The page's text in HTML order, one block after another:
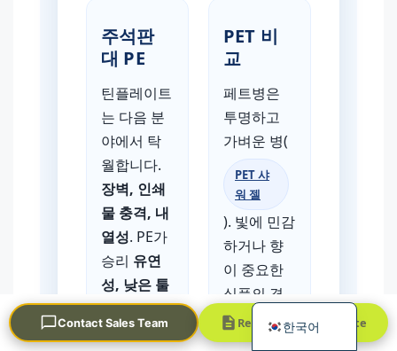
주석판
대 PE
틴플레이트
는 다음 분
야에서 탁
월합니다.
장벽, 인쇄
물 충격, 내
열성. PE가
승리 유연
성, 낮은 툴
링 비용, 및
소프트 씰
PET 비
교
페트병은
투명하고
가벼운 병(
PET 샤
워 젤
). 빛에 민감
하거나 향
이 중요한
식품의 경
우 주석판
의 빛/산소
Contact Sales Team Request a Quick Quote
한국어
English
Español
Русский
Français
العربية